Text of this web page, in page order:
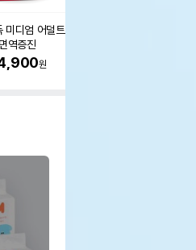
미디엄 어덜트 10
역증진
원